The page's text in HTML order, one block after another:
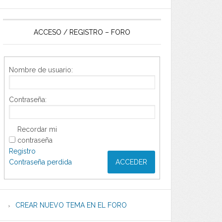
ACCESO / REGISTRO – FORO
Nombre de usuario:
Contraseña:
Recordar mi
contraseña
ACCEDER
Registro
Contraseña perdida
CREAR NUEVO TEMA EN EL FORO